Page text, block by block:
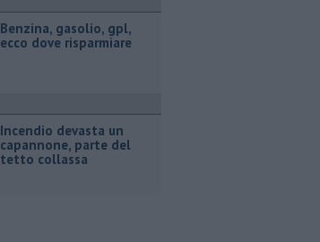
​Benzina, gasolio, gpl,
ecco dove risparmiare
Incendio devasta un
capannone, parte del
tetto collassa